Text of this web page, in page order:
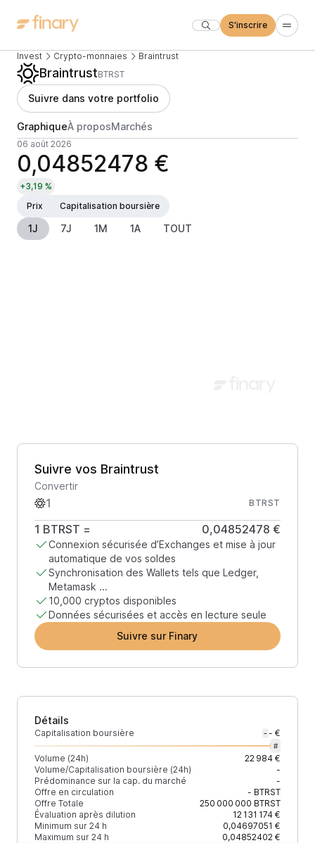
S'inscrire
Invest Crypto-monnaies Braintrust
BraintrustBTRST
Suivre dans votre portfolio
GraphiqueÀ proposMarchés
06 août 2026
0,04852478 €
+3,19 %
Prix
Capitalisation boursière
1J 7J 1M 1A TOUT
Suivre vos Braintrust
Convertir
BTRST
1 BTRST = 0,04852478 €
Connexion sécurisée d’Exchanges et mise à jour
automatique de vos soldes
Synchronisation des Wallets tels que Ledger,
Metamask ...
10,000 cryptos disponibles
Données sécurisées et accès en lecture seule
Suivre sur Finary
Détails
Capitalisation boursière - - €
#
Volume (24h)
22 984 €
Volume/Capitalisation boursière (24h)
-
Prédominance sur la cap. du marché
-
Offre en circulation
- BTRST
Offre Totale
250 000 000 BTRST
Évaluation après dilution
12 131 174 €
Minimum sur 24 h
0,04697051 €
Maximum sur 24 h
0,04852402 €